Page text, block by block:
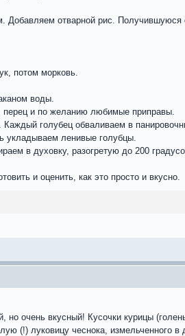
Добавляем отварной рис.
потом морковь.
воды.
и по желанию любимые приправы.
голубец обваливаем в
укладываем ленивые голубцы.
в духовку, разогретую до 200
и оценить, как это просто и вкусно.
но очень вкусный! Кусочки курицы
(!) луковицу чеснока, измельченного